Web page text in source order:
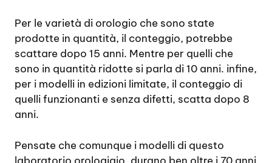
Per le varietà di orologio che sono state
prodotte in quantità, il conteggio, potrebbe
scattare dopo 15 anni. Mentre per quelli che
sono in quantità ridotte si parla di 10 anni. infine,
per i modelli in edizioni limitate, il conteggio di
quelli funzionanti e senza difetti, scatta dopo 8
anni.
Pensate che comunque i modelli di questo